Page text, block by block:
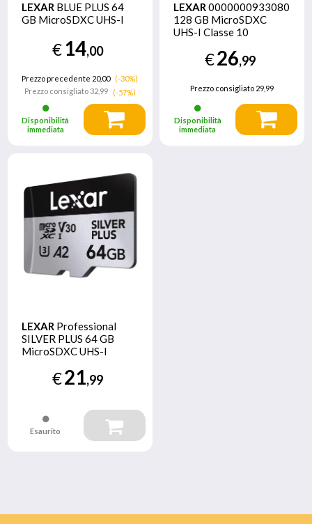
LEXAR BLUE PLUS 64
GB MicroSDXC UHS-I
€14,00
Prezzo precedente 20,00 (-30%)
Prezzo consigliato32,99 (-57%)
Disponibilità
immediata
LEXAR0000000933080
128 GB MicroSDXC
UHS-I Classe 10
€26,99
Prezzo consigliato 29,99
Disponibilità
immediata
LEXAR Professional
SILVER PLUS 64 GB
MicroSDXC UHS-I
€21,99
Esaurito